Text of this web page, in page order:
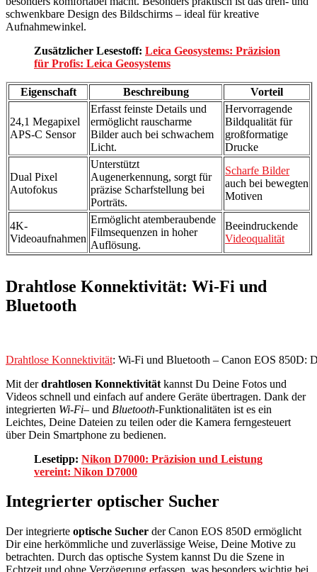
schwenkbare Design des Bildschirms – ideal für kreative
Aufnahmewinkel.
Zusätzlicher Lesestoff: Leica Geosystems: Präzision
für Profis: Leica Geosystems
Eigenschaft Beschreibung Vorteil
24,1 Megapixel
APS-C Sensor
Erfasst feinste Details und
ermöglicht rauscharme
Bilder auch bei schwachem
Licht.
Hervorragende
Bildqualität für
großformatige
Drucke
Dual Pixel
Autofokus
Unterstützt
Augenerkennung, sorgt für
präzise Scharfstellung bei
Porträts.
Scharfe Bilder
auch bei bewegten
Motiven
4K-
Videoaufnahmen
Ermöglicht atemberaubende
Filmsequenzen in hoher
Auflösung.
Beeindruckende
Videoqualität
Drahtlose Konnektivität: Wi-Fi und
Bluetooth
Drahtlose Konnektivität: Wi-Fi und Bluetooth – Canon EOS 850D:
Mit derdrahtlosen Konnektivität kannst Du Deine Fotos und
Videos schnell und einfach auf andere Geräte übertragen. Dank der
integrierten Wi-Fi– und Bluetooth-Funktionalitäten ist es ein
Leichtes, Deine Dateien zu teilen oder die Kamera ferngesteuert
über Dein Smartphone zu bedienen.
Lesetipp: Nikon D7000: Präzision und Leistung
vereint: Nikon D7000
Integrierter optischer Sucher
Der integrierte optische Sucher der Canon EOS 850D ermöglicht
Dir eine herkömmliche und zuverlässige Weise, Deine Motive zu
betrachten. Durch das optische System kannst Du die Szene in